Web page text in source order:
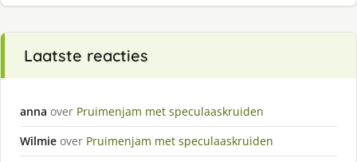
Laatste reacties
anna over Pruimenjam met speculaaskruiden
Wilmie over Pruimenjam met speculaaskruiden